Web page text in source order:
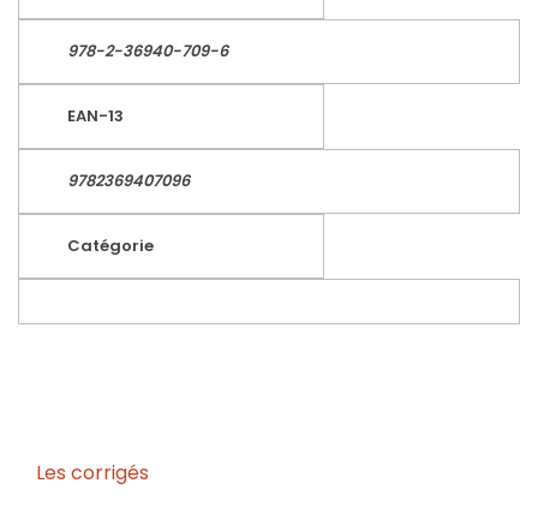
978-2-36940-709-6
EAN-13
9782369407096
Catégorie
Les corrigés